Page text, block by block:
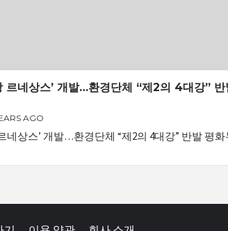
르네상스’ 개발…환경단체 “제2의 4대강” 반
AGO
네상스’ 개발…환경단체 “제2의 4대강” 반발 평화